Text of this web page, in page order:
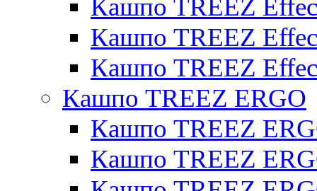
Кашпо TREEZ
Кашпо TREEZ
Кашпо TREEZ
Кашпо TREEZ ERGO
Кашпо TREEZ
Кашпо TREEZ